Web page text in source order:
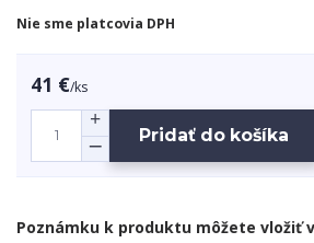
Nie sme platcovia DPH
41 €/ks
Pridať do košíka